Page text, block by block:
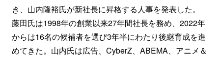
き、山内隆裕氏が新社長に昇格する人事を発表した。
藤田氏は1998年の創業以来27年間社長を務め、2022年
からは16名の候補者を選び3年半にわたり後継育成を進
めてきた。山内氏は広告、CyberZ、ABEMA、アニメ＆